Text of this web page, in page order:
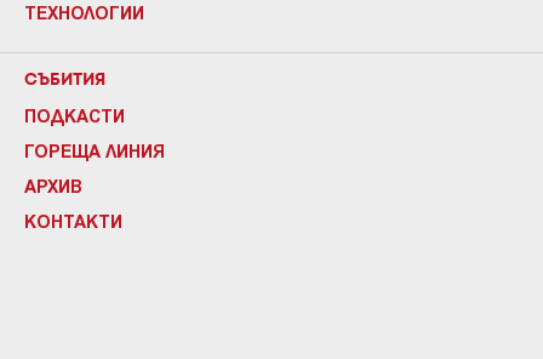
ТЕХНОЛОГИИ
СЪБИТИЯ
ПОДКАСТИ
ГОРЕЩА ЛИНИЯ
АРХИВ
КОНТАКТИ